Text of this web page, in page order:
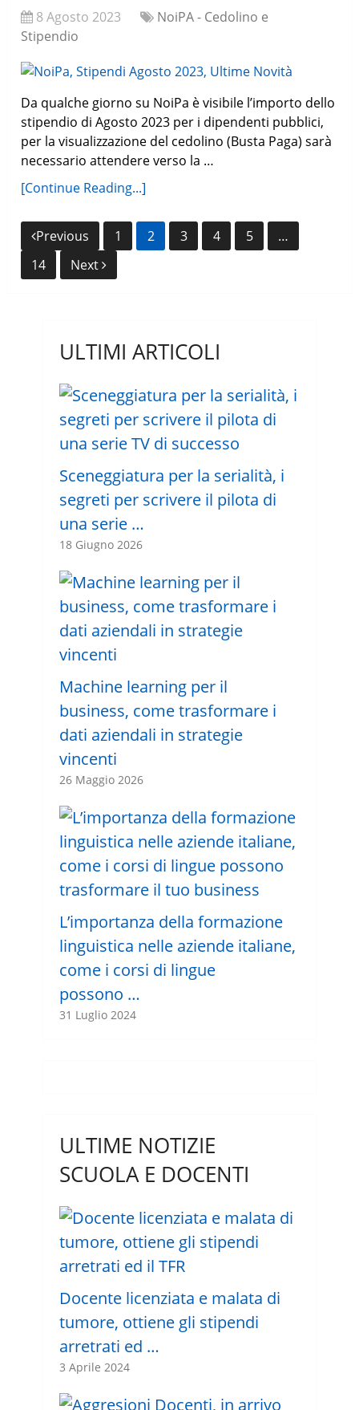
8 Agosto 2023
NoiPA - Cedolino e
Stipendio
Da qualche giorno su NoiPa è visibile l’importo dello
stipendio di Agosto 2023 per i dipendenti pubblici,
per la visualizzazione del cedolino (Busta Paga) sarà
necessario attendere verso la …
[Continue Reading...]
Navigazione
articoli
Previous 1 2 3 4 5
…
14
Next
ULTIMI ARTICOLI
Sceneggiatura per la serialità, i
segreti per scrivere il pilota di
una serie …
18 Giugno 2026
Machine learning per il
business, come trasformare i
dati aziendali in strategie
vincenti
26 Maggio 2026
L’importanza della formazione
linguistica nelle aziende italiane,
come i corsi di lingue
possono …
31 Luglio 2024
ULTIME NOTIZIE
SCUOLA E DOCENTI
Docente licenziata e malata di
tumore, ottiene gli stipendi
arretrati ed …
3 Aprile 2024